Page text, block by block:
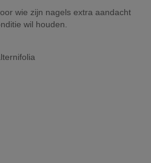
wie zijn nagels extra aandacht
wil houden.